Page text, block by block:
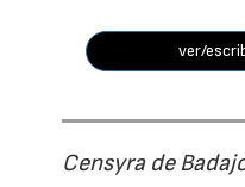
ver/
Censyra de